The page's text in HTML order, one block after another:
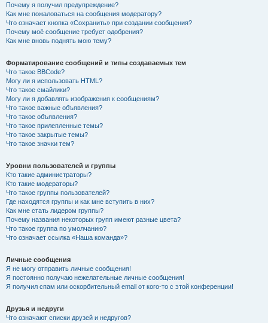
Почему я получил предупреждение?
Как мне пожаловаться на сообщения модератору?
Что означает кнопка «Сохранить» при создании сообщения?
Почему моё сообщение требует одобрения?
Как мне вновь поднять мою тему?
Форматирование сообщений и типы создаваемых тем
Что такое BBCode?
Могу ли я использовать HTML?
Что такое смайлики?
Могу ли я добавлять изображения к сообщениям?
Что такое важные объявления?
Что такое объявления?
Что такое прилепленные темы?
Что такое закрытые темы?
Что такое значки тем?
Уровни пользователей и группы
Кто такие администраторы?
Кто такие модераторы?
Что такое группы пользователей?
Где находятся группы и как мне вступить в них?
Как мне стать лидером группы?
Почему названия некоторых групп имеют разные цвета?
Что такое группа по умолчанию?
Что означает ссылка «Наша команда»?
Личные сообщения
Я не могу отправить личные сообщения!
Я постоянно получаю нежелательные личные сообщения!
Я получил спам или оскорбительный email от кого-то с этой конференции!
Друзья и недруги
Что означают списки друзей и недругов?